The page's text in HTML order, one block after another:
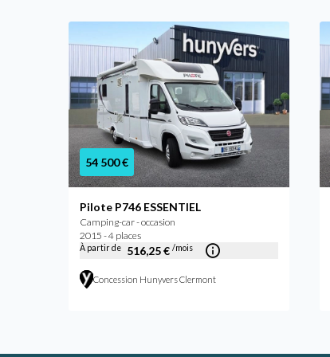
54 500 €
Pilote P746 ESSENTIEL
Camping-car - occasion
2015 - 4 places
À partir de 516,25 € /mois
Concession Hunyvers Clermont